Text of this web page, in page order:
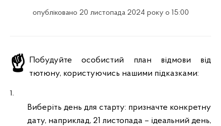
опубліковано 20 листопада 2024 року о 15:00
☝️Побудуйте особистий план відмови від тютюну, користуючись нашими підказками:
Виберіть день для старту: призначте конкретну
дату, наприклад, 21 листопада – ідеальний день,